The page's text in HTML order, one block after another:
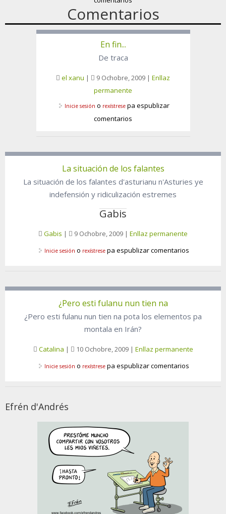
Comentarios
En fin...
De traca
el xanu | 9 Ochobre, 2009 | Enllaz
permanente
Inicie sesión o rexístresepa espublizar
comentarios
La situación de los falantes
La situación de los falantes d'asturianu n'Asturies ye
indefensión y ridiculización estremes
Gabis
Gabis | 9 Ochobre, 2009 | Enllaz permanente
Inicie sesión o rexístrese pa espublizar comentarios
¿Pero esti fulanu nun tien na
¿Pero esti fulanu nun tien na pota los elementos pa
montala en Irán?
Catalina | 10 Ochobre, 2009| Enllaz permanente
Inicie sesión o rexístrese pa espublizar comentarios
Efrén d'Andrés